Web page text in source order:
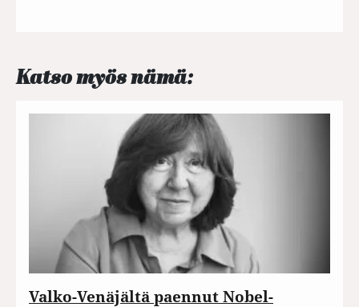
Katso myös nämä:
Valko-Venäjältä paennut Nobel-